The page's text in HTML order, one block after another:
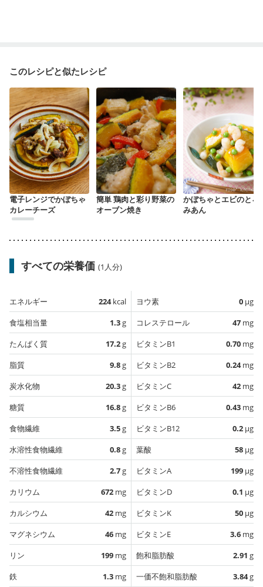
このレシピと似たレシピ
電子レンジでかぼちゃ
カレーチーズ
簡単 鶏肉と彩り野菜の
オーブン焼き
かぼちゃとエビのとろ
みあん
すべての栄養価 (1人分)
エネルギー 224kcal
食塩相当量
1.3g
たんぱく質
17.2g
脂質
9.8g
炭水化物
20.3g
糖質
16.8g
食物繊維
3.5g
水溶性食物繊維
0.8g
不溶性食物繊維
2.7g
カリウム
672 mg
カルシウム
42 mg
マグネシウム
46 mg
リン
199 mg
鉄
1.3 mg
ヨウ素 0 µg
コレステロール
47 mg
ビタミンB1
0.70 mg
ビタミンB2
0.24mg
ビタミンC
42 mg
ビタミンB6
0.43 mg
ビタミンB12
0.2 µg
葉酸
58 µg
ビタミンA
199 µg
ビタミンD
0.1 µg
ビタミンK
50 µg
ビタミンE
3.6 mg
飽和脂肪酸
2.91 g
一価不飽和脂肪酸
3.84g